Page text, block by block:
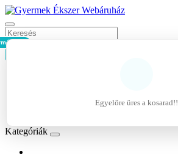
- 0Ft
Egyelőre üres a kosarad!!
Kategóriák